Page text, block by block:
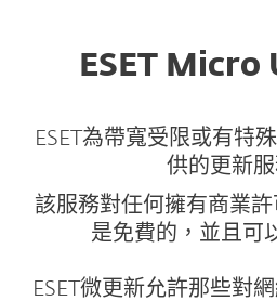
ESET Micro
ESET為帶寬受限或有特
供的更新服
該服務對任何擁有商業許
是免費的，並且可
ESET微更新允許那些對